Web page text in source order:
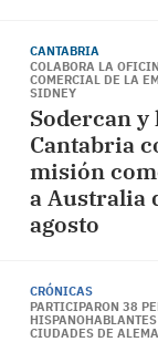
CANTABRIA
COLABORA LA
COMERCIAL DE LA
SIDNEY
Sodercan y
Cantabria
misión
a Australia
agosto
CRÓNICAS
PARTICIPARON 38
CIUDADES DE